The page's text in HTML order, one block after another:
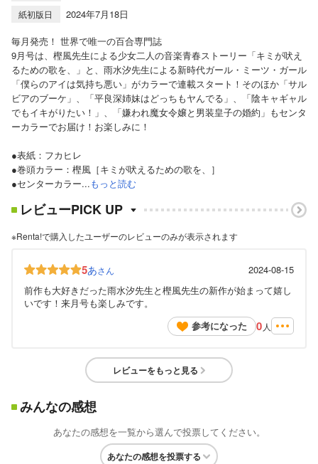
紙初版日
2024年7月18日
毎月発売！ 世界で唯一の百合専門誌
9月号は、樫風先生による少女二人の音楽青春ストーリー「キミが吠え
るための歌を、」と、雨水汐先生による新時代ガール・ミーツ・ガール
「僕らのアイは気持ち悪い」がカラーで連載スタート！そのほか「サル
ビアのブーケ」、「平良深姉妹はどっちもヤんでる」、「陰キャギャル
でもイキがりたい！」、「嫌われ魔女令嬢と男装皇子の婚約」もセンタ
ーカラーでお届け！お楽しみに！
●表紙：フカヒレ
●巻頭カラー：樫風［キミが吠えるための歌を、］
●センターカラー...もっと読む
レビューPICK UP
※Renta!で購入したユーザーのレビューのみが表示されます
5あさん
2024-08-15
前作も大好きだった雨水汐先生と樫風先生の新作が始まって嬉し
いです！来月号も楽しみです。
参考になった
0 人
レビューをもっと見る
みんなの感想
あなたの感想を一覧から選んで投票してください。
あなたの感想を投票する